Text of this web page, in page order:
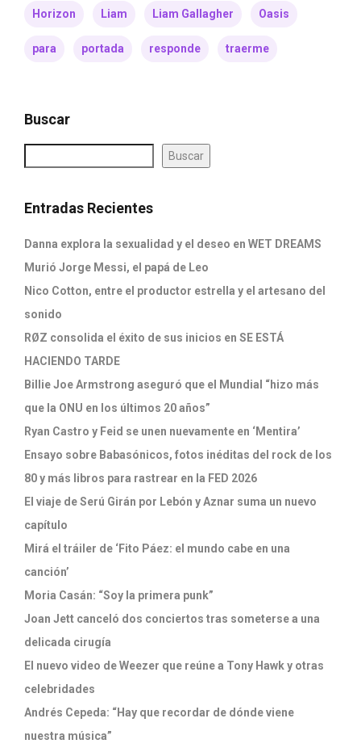
Horizon Liam Liam Gallagher Oasis
para portada responde traerme
Buscar
Buscar
Entradas Recientes
Danna explora la sexualidad y el deseo en WET DREAMS
Murió Jorge Messi, el papá de Leo
Nico Cotton, entre el productor estrella y el artesano del
sonido
RØZ consolida el éxito de sus inicios en SE ESTÁ
HACIENDO TARDE
Billie Joe Armstrong aseguró que el Mundial “hizo más
que la ONU en los últimos 20 años”
Ryan Castro y Feid se unen nuevamente en ‘Mentira’
Ensayo sobre Babasónicos, fotos inéditas del rock de los
80 y más libros para rastrear en la FED 2026
El viaje de Serú Girán por Lebón y Aznar suma un nuevo
capítulo
Mirá el tráiler de ‘Fito Páez: el mundo cabe en una
canción’
Moria Casán: “Soy la primera punk”
Joan Jett canceló dos conciertos tras someterse a una
delicada cirugía
El nuevo video de Weezer que reúne a Tony Hawk y otras
celebridades
Andrés Cepeda: “Hay que recordar de dónde viene
nuestra música”